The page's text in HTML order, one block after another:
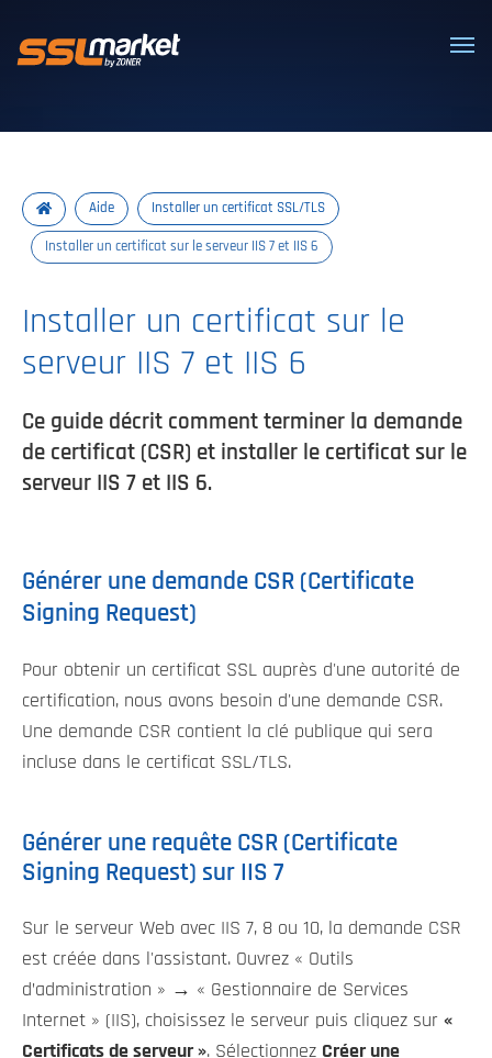
Certificats SSL/TLS de confiance
Aide Installer un certificat SSL/TLS
Installer un certificat sur le serveur IIS 7 et IIS 6
Installer un certificat sur le
serveur IIS 7 et IIS 6
Ce guide décrit comment terminer la demande
de certificat (CSR) et installer le certificat sur le
serveur IIS 7 et IIS 6.
Générer une demande CSR (Certificate
Signing Request)
Pour obtenir un certificat SSL auprès d'une autorité de
certification, nous avons besoin d'une demande CSR.
Une demande CSR contient la clé publique qui sera
incluse dans le certificat SSL/TLS.
Générer une requête CSR (Certificate
Signing Request) sur IIS 7
Sur le serveur Web avec IIS 7, 8 ou 10, la demande CSR
est créée dans l'assistant. Ouvrez « Outils
d’administration » → « Gestionnaire de Services
Internet » (IIS), choisissez le serveur puis cliquez sur «
Certificats de serveur ». Sélectionnez Créer une